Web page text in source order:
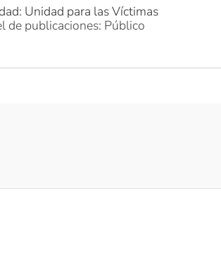
Unidad para las Víctimas
de publicaciones: Público